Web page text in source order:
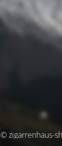
© zigarrenhaus-